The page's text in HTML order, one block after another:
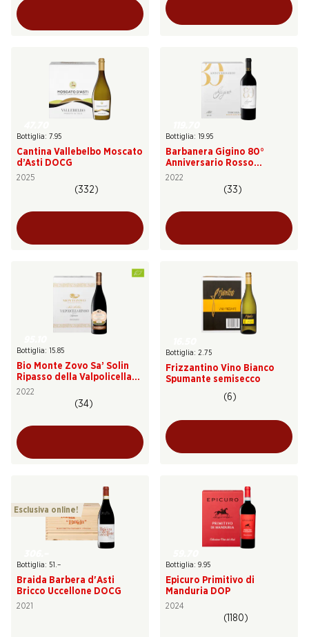
Bottiglia: 7.95
Cantina Vallebelbo Moscato
d’Asti DOCG
2025
(332)
Bottiglia: 19.95
Barbanera Gigino 80°
Anniversario Rosso
Toscana IGT
2022
(33)
Bottiglia: 15.85
Bio Monte Zovo Sa’ Solin
Ripasso della Valpolicella
DOC Superiore
2022
(34)
Bottiglia: 2.75
Frizzantino Vino Bianco
Spumante semisecco
(6)
Esclusiva online!
Bottiglia: 51.–
Braida Barbera d'Asti
Bricco Uccellone DOCG
2021
Bottiglia: 9.95
Epicuro Primitivo di
Manduria DOP
2024
(1180)